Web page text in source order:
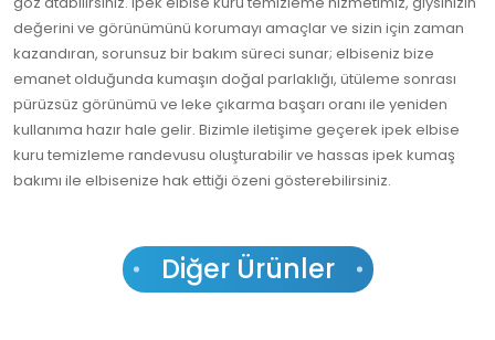
değerini ve görünümünü korumayı amaçlar ve sizin için zaman
kazandıran, sorunsuz bir bakım süreci sunar; elbiseniz bize
emanet olduğunda kumaşın doğal parlaklığı, ütüleme sonrası
pürüzsüz görünümü ve leke çıkarma başarı oranı ile yeniden
kullanıma hazır hale gelir. Bizimle iletişime geçerek ipek elbise
kuru temizleme randevusu oluşturabilir ve hassas ipek kumaş
bakımı ile elbisenize hak ettiği özeni gösterebilirsiniz.
Diğer Ürünler